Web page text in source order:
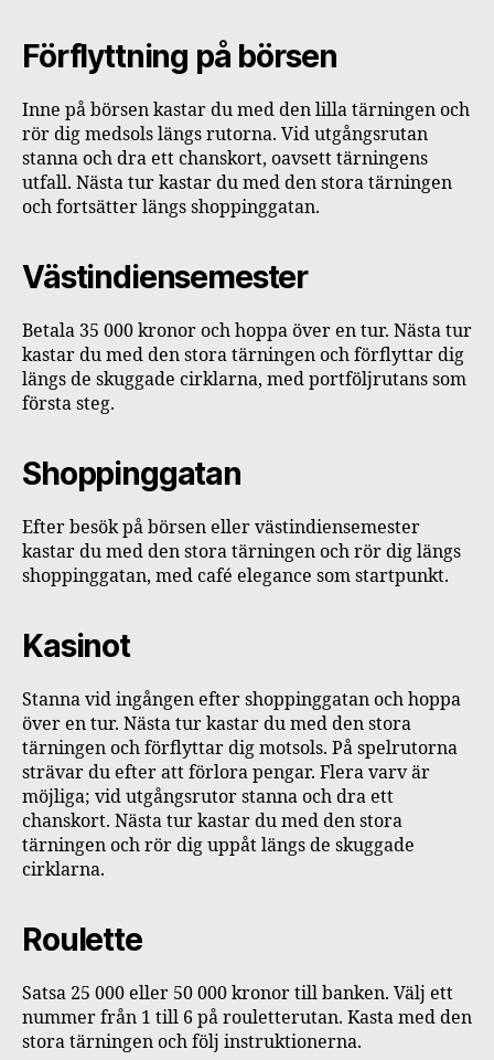
Förflyttning på börsen
Inne på börsen kastar du med den lilla tärningen och
rör dig medsols längs rutorna. Vid utgångsrutan
stanna och dra ett chanskort, oavsett tärningens
utfall. Nästa tur kastar du med den stora tärningen
och fortsätter längs shoppinggatan.
Västindiensemester
Betala 35 000 kronor och hoppa över en tur. Nästa tur
kastar du med den stora tärningen och förflyttar dig
längs de skuggade cirklarna, med portföljrutans som
första steg.
Shoppinggatan
Efter besök på börsen eller västindiensemester
kastar du med den stora tärningen och rör dig längs
shoppinggatan, med café elegance som startpunkt.
Kasinot
Stanna vid ingången efter shoppinggatan och hoppa
över en tur. Nästa tur kastar du med den stora
tärningen och förflyttar dig motsols. På spelrutorna
strävar du efter att förlora pengar. Flera varv är
möjliga; vid utgångsrutor stanna och dra ett
chanskort. Nästa tur kastar du med den stora
tärningen och rör dig uppåt längs de skuggade
cirklarna.
Roulette
Satsa 25 000 eller 50 000 kronor till banken. Välj ett
nummer från 1 till 6 på rouletterutan. Kasta med den
stora tärningen och följ instruktionerna.